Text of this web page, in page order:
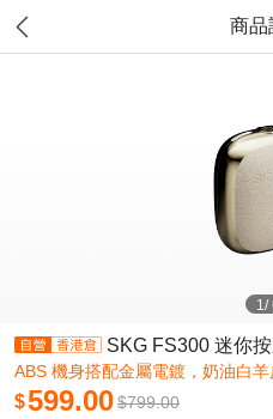
商品
1/
SKG FS300 迷你
ABS 機身搭配金屬電鍍，奶油白
$599.00$799.00